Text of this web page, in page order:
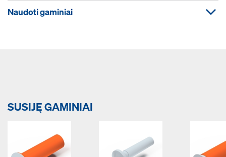
Naudoti gaminiai
SUSIJĘ GAMINIAI